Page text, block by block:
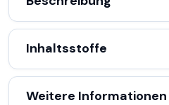
Inhaltsstoffe
Weitere Informationen